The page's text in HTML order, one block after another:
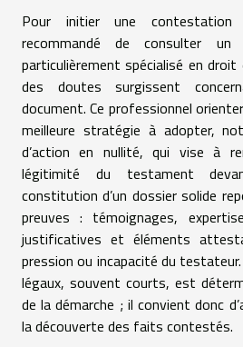
Pour initier une
recommandé de consulter un
particulièrement spécialisé en
des doutes surgissent
document. Ce professionnel
meilleure stratégie à adopter,
d’action en nullité, qui vise à
légitimité du testament
constitution d’un dossier solide
preuves : témoignages,
justificatives et éléments
pression ou incapacité du
légaux, souvent courts, est
de la démarche ; il convient donc
la découverte des faits contestés.